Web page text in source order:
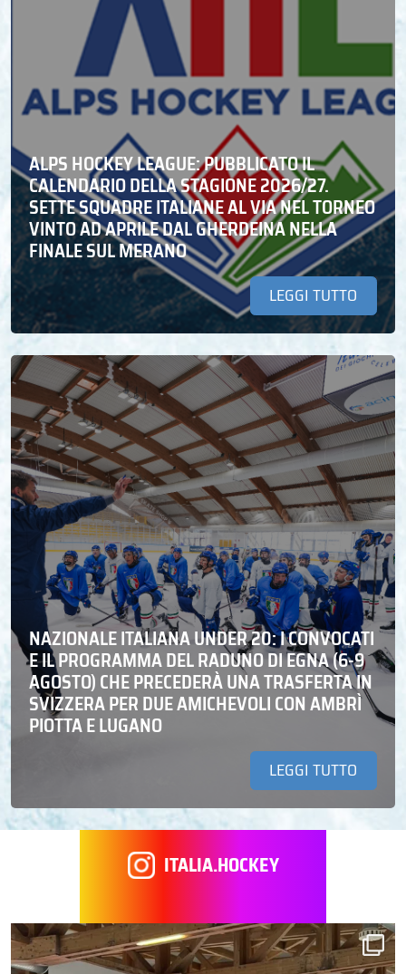
ALPS HOCKEY LEAGUE: PUBBLICATO IL
CALENDARIO DELLA STAGIONE 2026/27.
SETTE SQUADRE ITALIANE AL VIA NEL TORNEO
VINTO AD APRILE DAL GHERDEINA NELLA
FINALE SUL MERANO
LEGGI TUTTO
NAZIONALE ITALIANA UNDER 20: I CONVOCATI
E IL PROGRAMMA DEL RADUNO DI EGNA (6-9
AGOSTO) CHE PRECEDERÀ UNA TRASFERTA IN
SVIZZERA PER DUE AMICHEVOLI CON AMBRÌ
PIOTTA E LUGANO
LEGGI TUTTO
ITALIA.HOCKEY